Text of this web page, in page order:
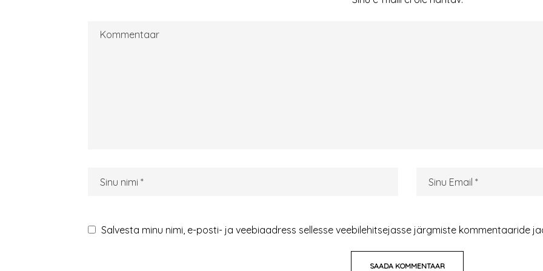
Salvesta minu nimi, e-posti- ja veebiaadress sellesse veebilehitsejasse järgmiste kommentaaride